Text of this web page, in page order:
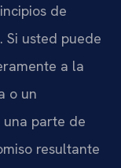
de
Si usted puede
a la
o un
parte de
resultante